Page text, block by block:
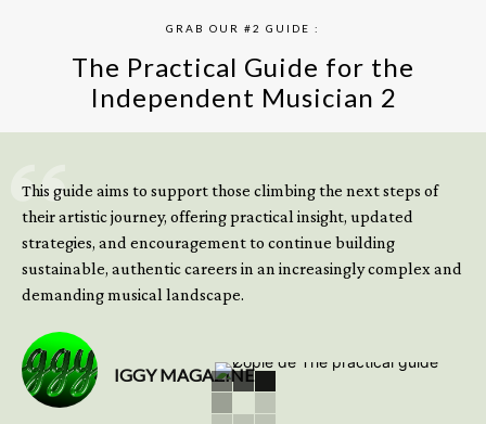
GRAB OUR #2 GUIDE :
The Practical Guide for the
Independent Musician 2
This guide aims to support those climbing the next steps of
their artistic journey, offering practical insight, updated
strategies, and encouragement to continue building
sustainable, authentic careers in an increasingly complex and
demanding musical landscape.
IGGY MAGAZINE